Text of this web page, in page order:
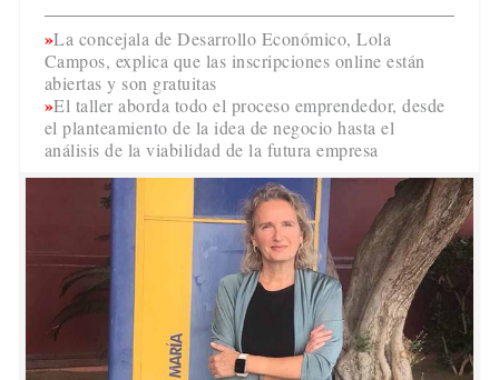
La concejala de Desarrollo Económico, Lola
Campos, explica que las inscripciones online están
abiertas y son gratuitas
El taller aborda todo el proceso emprendedor, desde
el planteamiento de la idea de negocio hasta el
análisis de la viabilidad de la futura empresa